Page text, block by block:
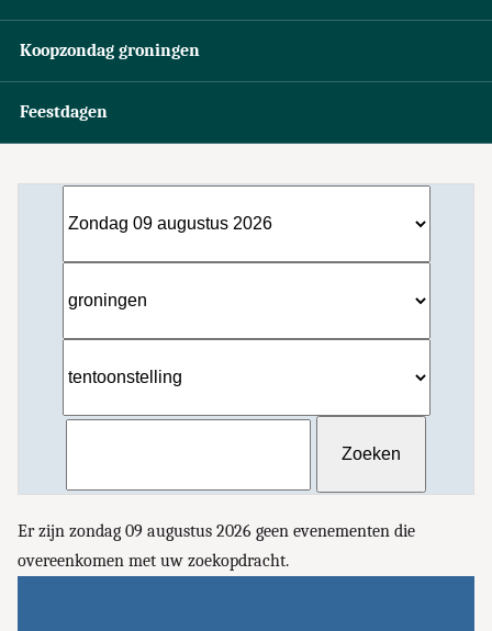
Koopzondag groningen
Feestdagen
Er zijn zondag 09 augustus 2026 geen evenementen die
overeenkomen met uw zoekopdracht.